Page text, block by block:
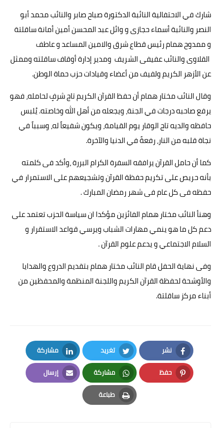
شارك في الاحتفالية النائبة الدكتورة صباح صابر والنائب محمد أبو
النصر والنائبة أسماء حجازى و وائل عبد المحسن أمين أمانة ساقلتة
و ممدوح همام رئيس قطاع شرق والامين المساعد و عاطف
القلاوى والنائب عفيفى الشريف ومدير إدارة أوقاف ساقلته وممثل
عن الأزهر الكريم ولفيف من أعضاء وقيادات حزب حماة الوطن.
وقال النائب مختار همام أن حفظ القرآن الكريم تاج شرفٍ لحامله، فهو
يرفع صاحبه درجات في الجنة، ويجعله من أهل الله وخاصته. يُلبس
حافظه والديه تاج الوقار يوم القيامة، ويكون شفيعاً له، وسبباً في
نجاة قلبه من النار، رفعةً في الدنيا والآخرة.
كما أن حامل القرآن يرافقه السفرة الكرام البررة ،وأكد فى كلمته
بأنه حريص على تكريم حفظة القرآن وتشجيعهم على الاستمرار في
حفظه فى كل عام فى شهر رمضان المبارك .
وهنأ النائب مختار همام الفائزين مؤكدا ان سياسة الحزب تعتمد على
دعم كل ما هو ينمي مهارات الشباب ويرسي قواعد الاستقرار و
السلام الاجتماعي و يدعم علوم القرآن .
وفى نهاية الحفل قام النائب مختار همام بتقديم الدروع والهدايا
والأوشحة لحفظة القرآن الكريم واللجنة المنظمة والمحفظين من
أبناء مركز ساقلتة.
نشر
Facebook
تغريد
Twitter
مشاركة
LinkedIn
حفظ
Pinterest
مشاركة
Whatsapp
إرسال
Email
طباعة
Print